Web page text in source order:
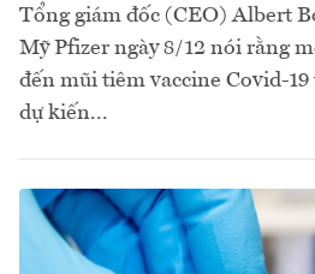
Tổng giám đốc (CEO) Albert
Mỹ Pfizer ngày 8/12 nói rằng
đến mũi tiêm vaccine Covid-
dự kiến...